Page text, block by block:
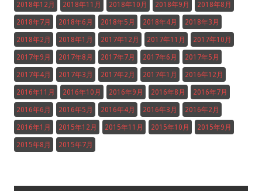
2018年12月 2018年11月 2018年10月 2018年9月 2018年8月
2018年7月 2018年6月 2018年5月 2018年4月 2018年3月
2018年2月 2018年1月 2017年12月 2017年11月 2017年10月
2017年9月 2017年8月 2017年7月 2017年6月 2017年5月
2017年4月 2017年3月 2017年2月 2017年1月 2016年12月
2016年11月 2016年10月 2016年9月 2016年8月 2016年7月
2016年6月 2016年5月 2016年4月 2016年3月 2016年2月
2016年1月 2015年12月 2015年11月 2015年10月 2015年9月
2015年8月 2015年7月